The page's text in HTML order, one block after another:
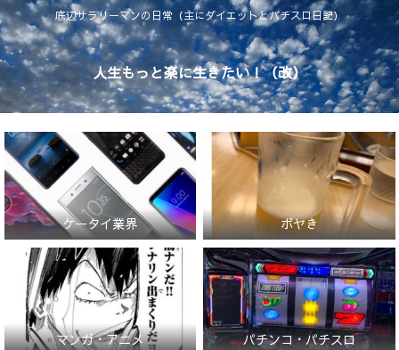
底辺サラリーマンの日常（主にダイエットとパチスロ日記）
人生もっと楽に生きたい！（改）
ケータイ業界 ボヤき
マンガ・アニメ パチンコ・パチスロ